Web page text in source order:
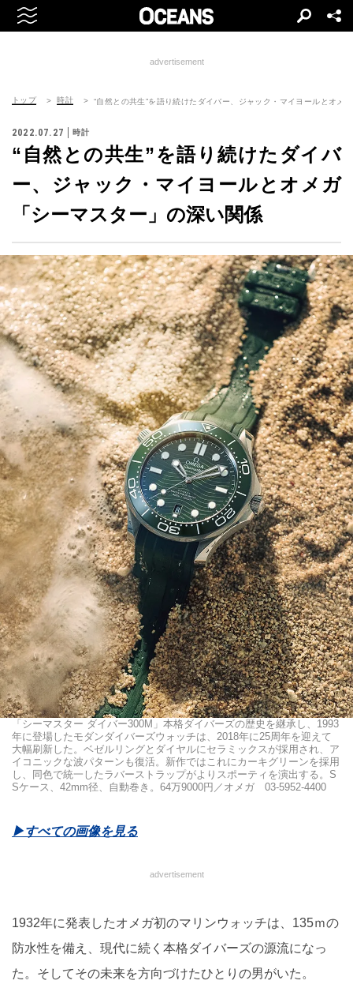
advertisement
トップ 時計 “自然との共生”を語り続けたダイバー、ジャック・マイヨールとオメ
2022.07.27 時計
“自然との共生”を語り続けたダイバ
ー、ジャック・マイヨールとオメガ
「シーマスター」の深い関係
「シーマスター ダイバー300M」本格ダイバーズの歴史を継承し、1993
年に登場したモダンダイバーズウォッチは、2018年に25周年を迎えて
大幅刷新した。ベゼルリングとダイヤルにセラミックスが採用され、ア
イコニックな波パターンも復活。新作ではこれにカーキグリーンを採用
し、同色で統一したラバーストラップがよりスポーティを演出する。S
Sケース、42mm径、自動巻き。64万9000円／オメガ 03-5952-4400
▶︎すべての画像を見る
advertisement
1932年に発表したオメガ初のマリンウォッチは、135ｍの
防水性を備え、現代に続く本格ダイバーズの源流になっ
た。そしてその未来を方向づけたひとりの男がいた。